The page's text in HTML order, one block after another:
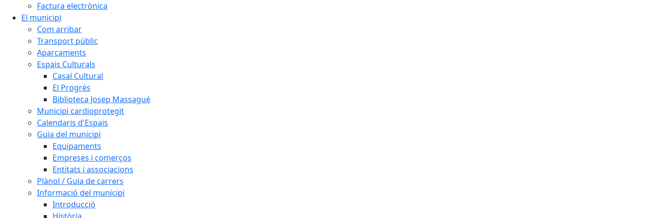
Factura electrònica
El municipi
Com arribar
Transport públic
Aparcaments
Espais Culturals
Casal Cultural
El Progrés
Biblioteca Josep Massagué
Municipi cardioprotegit
Calendaris d'Espais
Guia del municipi
Equipaments
Empreses i comerços
Entitats i associacions
Plànol / Guia de carrers
Informació del municipi
Introducció